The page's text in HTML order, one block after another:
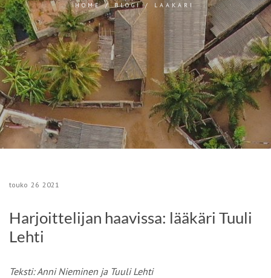
HOME/BLOGI/ LAAKARI
touko 26 2021
Harjoittelijan haavissa: lääkäri Tuuli
Lehti
Teksti: Anni Nieminen ja Tuuli Lehti